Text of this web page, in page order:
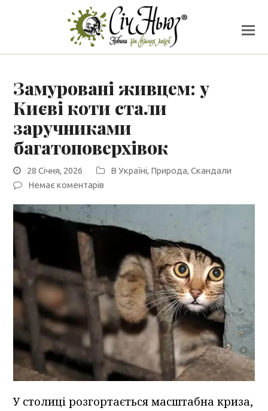
Замуровані живцем: у
Києві коти стали
заручниками
багатоповерхівок
28 Січня, 2026 В Україні, Природа,Скандали
Немає коментарів
У столиці розгортається масштабна криза,